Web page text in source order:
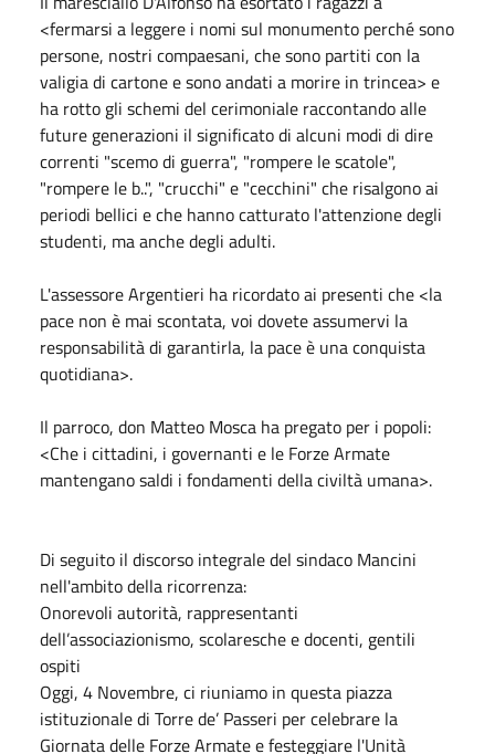
<fermarsi a leggere i nomi sul monumento perché sono
persone, nostri compaesani, che sono partiti con la
valigia di cartone e sono andati a morire in trincea> e
ha rotto gli schemi del cerimoniale raccontando alle
future generazioni il significato di alcuni modi di dire
correnti "scemo di guerra", "rompere le scatole",
"rompere le b..", "crucchi" e "cecchini" che risalgono ai
periodi bellici e che hanno catturato l'attenzione degli
studenti, ma anche degli adulti.
L'assessore Argentieri ha ricordato ai presenti che <la
pace non è mai scontata, voi dovete assumervi la
responsabilità di garantirla, la pace è una conquista
quotidiana>.
Il parroco, don Matteo Mosca ha pregato per i popoli:
<Che i cittadini, i governanti e le Forze Armate
mantengano saldi i fondamenti della civiltà umana>.
Di seguito il discorso integrale del sindaco Mancini
nell'ambito della ricorrenza:
Onorevoli autorità, rappresentanti
dell’associazionismo, scolaresche e docenti, gentili
ospiti
Oggi, 4 Novembre, ci riuniamo in questa piazza
istituzionale di Torre de’ Passeri per celebrare la
Giornata delle Forze Armate e festeggiare l'Unità